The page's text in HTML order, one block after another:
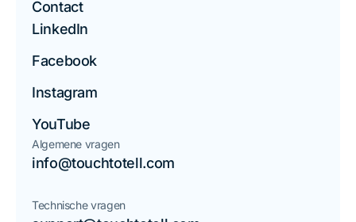
Contact
LinkedIn
Facebook
Instagram
YouTube
Algemene vragen
info@touchtotell.com
Technische vragen